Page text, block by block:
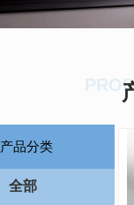
产品分类
全部